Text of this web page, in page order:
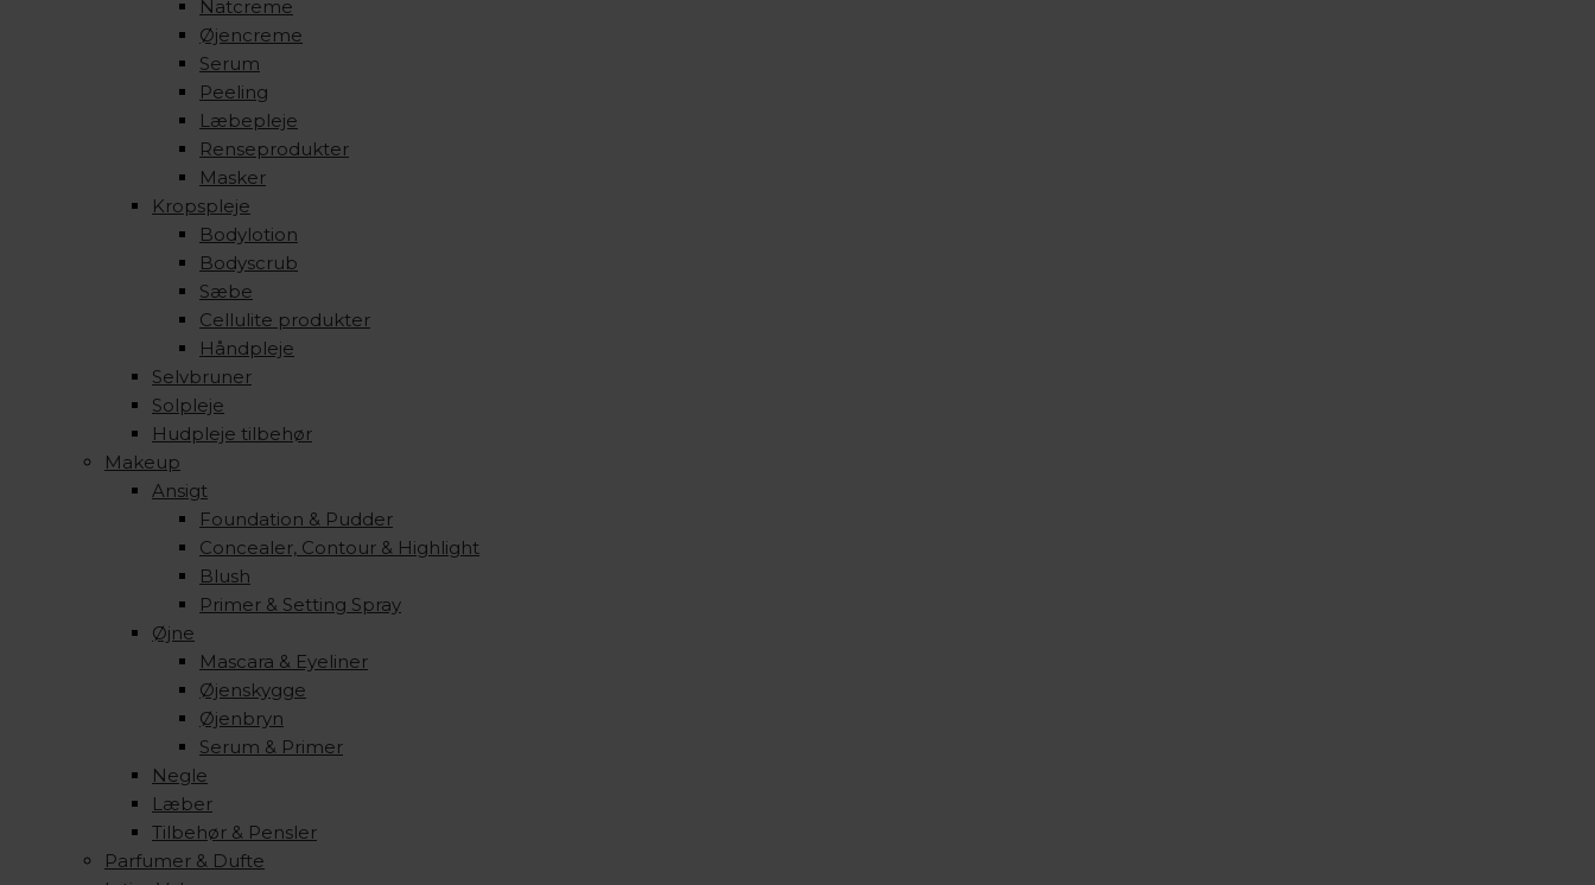
Natcreme
Øjencreme
Serum
Peeling
Læbepleje
Renseprodukter
Masker
Kropspleje
Bodylotion
Bodyscrub
Sæbe
Cellulite produkter
Håndpleje
Selvbruner
Solpleje
Hudpleje tilbehør
Makeup
Ansigt
Foundation & Pudder
Concealer, Contour & Highlight
Blush
Primer & Setting Spray
Øjne
Mascara & Eyeliner
Øjenskygge
Øjenbryn
Serum & Primer
Negle
Læber
Tilbehør & Pensler
Parfumer & Dufte